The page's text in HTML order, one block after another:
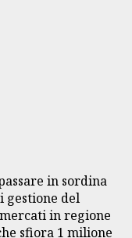
in sordina
gestione del
in regione
sfiora 1 milione